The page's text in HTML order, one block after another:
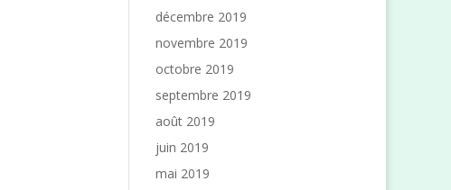
décembre 2019
novembre 2019
octobre 2019
septembre 2019
août 2019
juin 2019
mai 2019